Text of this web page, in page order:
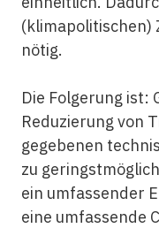
(klimapolitischen)
nötig.
Die Folgerung ist:
Reduzierung von
gegebenen
zu
ein umfassender
eine umfassende